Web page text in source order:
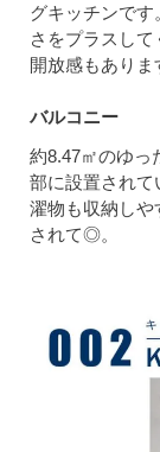
グキッチンで
さをプラスし
開放感もありま
バルコニー
約8.47㎡のゆっ
部に設置され
濯物も収納し
されて◎。